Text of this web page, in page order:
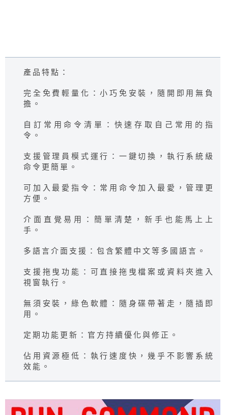
產品特點：
完全免費輕量化：小巧免安裝，隨開即用無負
擔。
自訂常用命令清單：快速存取自己常用的指
令。
支援管理員模式運行：一鍵切換，執行系統級
命令更簡單。
可加入最愛指令：常用命令加入最愛，管理更
方便。
介面直覺易用：簡單清楚，新手也能馬上上
手。
多語言介面支援：包含繁體中文等多國語言。
支援拖曳功能：可直接拖曳檔案或資料夾進入
視窗執行。
無須安裝，綠色軟體：隨身碟帶著走，隨插即
用。
定期功能更新：官方持續優化與修正。
佔用資源極低：執行速度快，幾乎不影響系統
效能。